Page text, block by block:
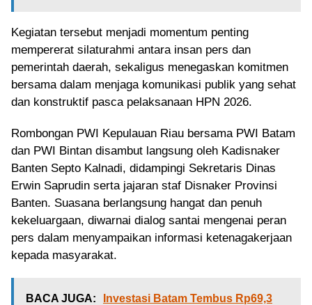
Kegiatan tersebut menjadi momentum penting
mempererat silaturahmi antara insan pers dan
pemerintah daerah, sekaligus menegaskan komitmen
bersama dalam menjaga komunikasi publik yang sehat
dan konstruktif pasca pelaksanaan HPN 2026.
Rombongan PWI Kepulauan Riau bersama PWI Batam
dan PWI Bintan disambut langsung oleh Kadisnaker
Banten Septo Kalnadi, didampingi Sekretaris Dinas
Erwin Saprudin serta jajaran staf Disnaker Provinsi
Banten. Suasana berlangsung hangat dan penuh
kekeluargaan, diwarnai dialog santai mengenai peran
pers dalam menyampaikan informasi ketenagakerjaan
kepada masyarakat.
BACA JUGA:
Investasi Batam Tembus Rp69,3